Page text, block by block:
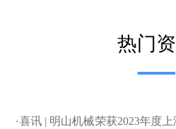
热门
·喜讯 | 明山机械荣获2023年度